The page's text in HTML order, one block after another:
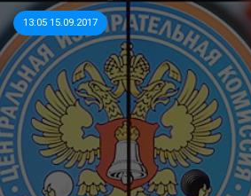
13:05 15.09.2017